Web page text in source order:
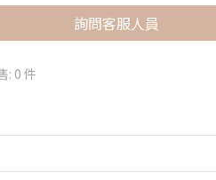
詢問客服人員
: 0 件